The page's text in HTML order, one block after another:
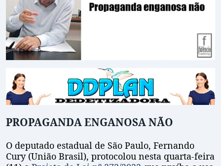
PROPAGANDA ENGANOSA NÃO
O deputado estadual de São Paulo, Fernando
Cury (União Brasil), protocolou nesta quarta-feira